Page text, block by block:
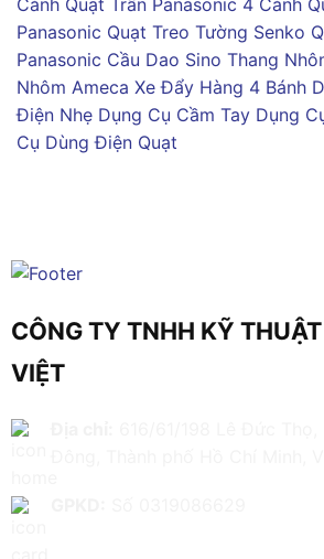
Panasonic Quạt Treo Tường Senko
Panasonic Cầu Dao Sino Thang
Nhôm Ameca Xe Đẩy Hàng 4 Bánh
Điện Nhẹ Dụng Cụ Cầm Tay Dụng
Cụ Dùng Điện Quạt
CÔNG TY TNHH KỸ
VIỆT